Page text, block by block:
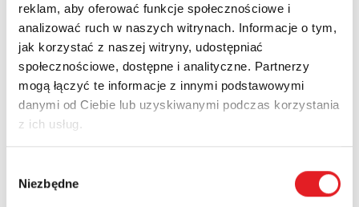
reklam, aby oferować funkcje społecznościowe i
analizować ruch w naszych witrynach. Informacje o tym,
jak korzystać z naszej witryny, udostępniać
społecznościowe, dostępne i analityczne. Partnerzy
mogą łączyć te informacje z innymi podstawowymi
danymi od Ciebie lub uzyskiwanymi podczas korzystania
z ich usług.
zgody
Niezbędne
Email: *